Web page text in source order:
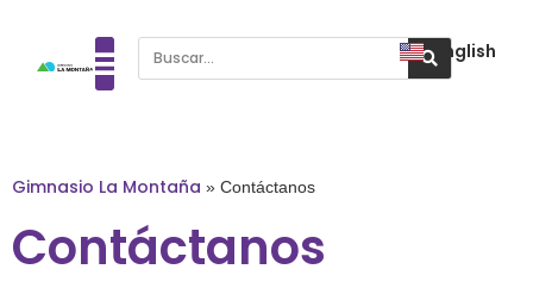
English
Gimnasio La Montaña » Contáctanos
Contáctanos